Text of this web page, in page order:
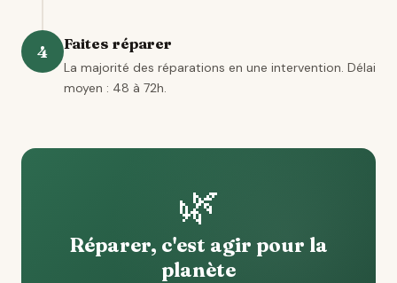
4 Faites réparer
La majorité des réparations en une intervention. Délai
moyen : 48 à 72h.
🌿
Réparer, c'est agir pour la
planète